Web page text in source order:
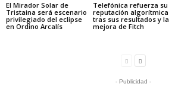
El Mirador Solar de
Tristaina será escenario
privilegiado del eclipse
en Ordino Arcalís
Telefónica refuerza su
reputación algorítmica
tras sus resultados y la
mejora de Fitch
- Publicidad -